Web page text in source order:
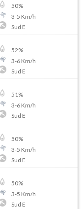
50%
3-5 Km/h
Sud E
52%
3-6Km/h
Sud E
51%
3-6Km/h
Sud E
50%
3-5 Km/h
Sud E
50%
3-5 Km/h
Sud E